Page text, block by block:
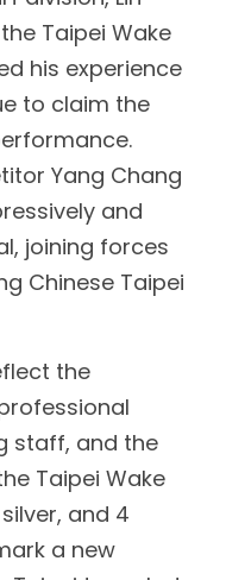
Taipei Wake
his experience
to claim the
Yang Chang
and
joining forces
Chinese Taipei
the
staff, and the
Taipei Wake
and 4
a new